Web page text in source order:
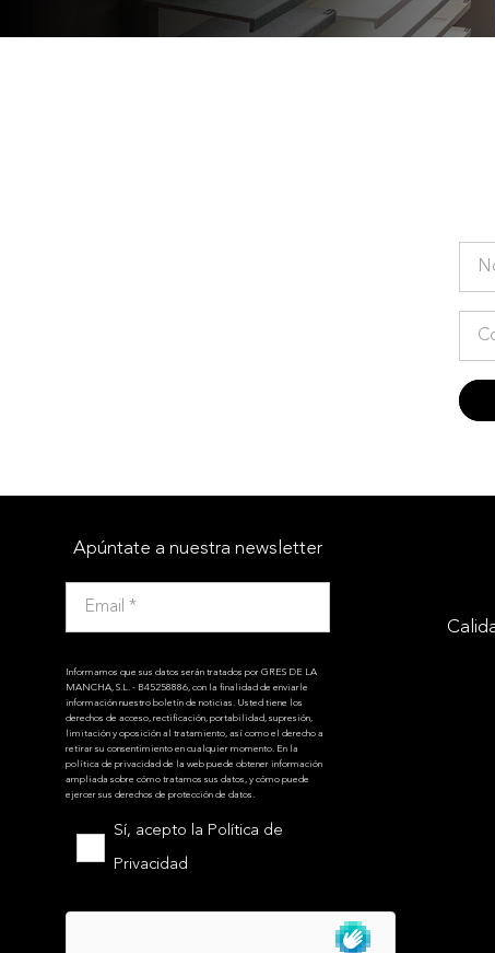
Apúntate a nuestra newsletter
Informamos que sus datos serán tratados por GRES DE LA
MANCHA, S.L. - B45258886, con la finalidad de enviarle
información nuestro boletín de noticias. Usted tiene los
derechos de acceso, rectificación, portabilidad, supresión,
limitación y oposición al tratamiento, así como el derecho a
retirar su consentimiento en cualquier momento. En la
política de privacidad de la web puede obtener información
ampliada sobre cómo tratamos sus datos, y cómo puede
ejercer sus derechos de protección de datos.
Sí, acepto la Política de
Privacidad